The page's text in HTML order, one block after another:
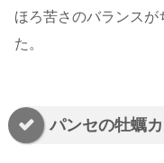
ほろ苦さのバランス
た。
パンセの牡蠣